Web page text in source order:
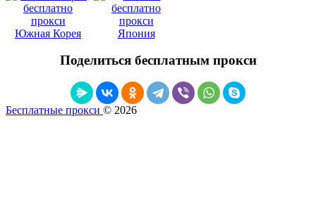
Южная Корея Япония
Поделиться бесплатным прокси
Бесплатные прокси © 2026